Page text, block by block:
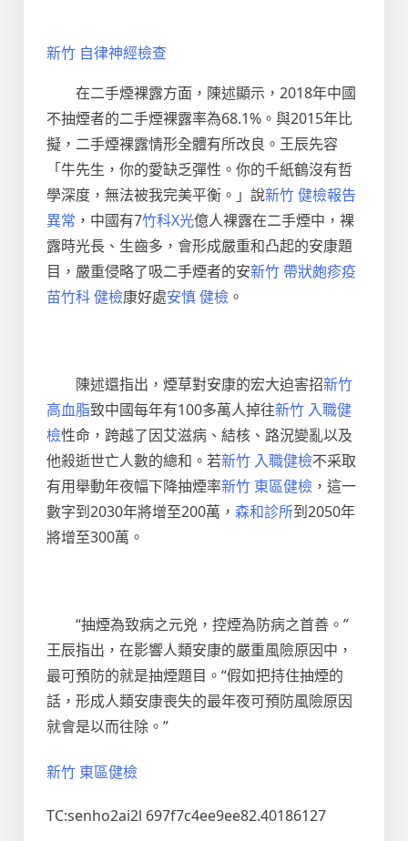
新竹 自律神經檢查
在二手煙裸露方面，陳述顯示，2018年中國
不抽煙者的二手煙裸露率為68.1%。與2015年比
擬，二手煙裸露情形全體有所改良。王辰先容
「牛先生，你的愛缺乏彈性。你的千紙鶴沒有哲
學深度，無法被我完美平衡。」說新竹 健檢報告
異常 ，中國有7竹科X光億人裸露在二手煙中，裸
露時光長、生齒多，會形成嚴重和凸起的安康題
目，嚴重侵略了吸二手煙者的安新竹 帶狀皰疹疫
苗竹科 健檢康好處安慎 健檢 。
陳述還指出，煙草對安康的宏大迫害招新竹
高血脂致中國每年有100多萬人掉往新竹 入職健
檢性命，跨越了因艾滋病、結核、路況變亂以及
他殺逝世亡人數的總和。若新竹 入職健檢不采取
有用舉動年夜幅下降抽煙率新竹 東區健檢 ，這一
數字到2030年將增至200萬， 森和診所到2050年
將增至300萬。
“抽煙為致病之元兇，控煙為防病之首善。”
王辰指出，在影響人類安康的嚴重風險原因中，
最可預防的就是抽煙題目。“假如把持住抽煙的
話，形成人類安康喪失的最年夜可預防風險原因
就會是以而往除。”
新竹 東區健檢
TC:senho2ai2l 697f7c4ee9ee82.40186127